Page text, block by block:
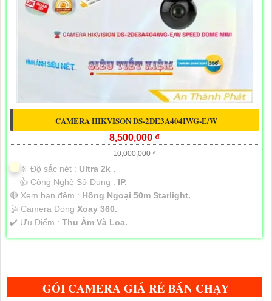
CAMERA HIKVISON DS-2DE3A404IWG-E/W
8,500,000 ₫
10,000,000 ₫
🔆 Độ sắc nét : Ultra 2k .
👍 Công Nghệ Sử Dụng : IP.
🔴 Xem ban đêm : Hồng Ngoại 50m Starlight.
🤹 Camera Dòng Xoay 360.
️✔️ Ưu Điểm : Thu Âm Và Loa.
GÓI CAMERA GIÁ RẺ BÁN CHẠY